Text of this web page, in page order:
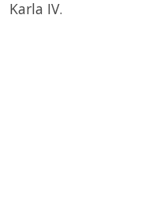
Karla IV.